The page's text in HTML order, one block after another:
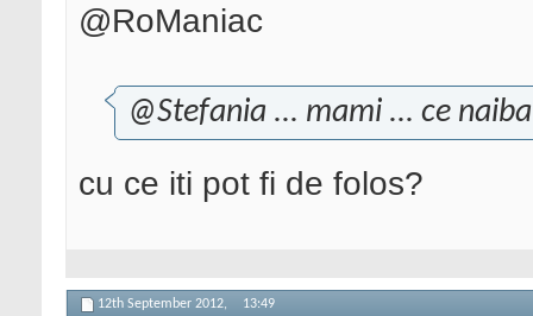
@RoManiac
@Stefania ... mami ... ce
cu ce iti pot fi de folos?
12th September 2012, 13:49